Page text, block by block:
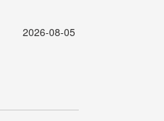
2026-08-05